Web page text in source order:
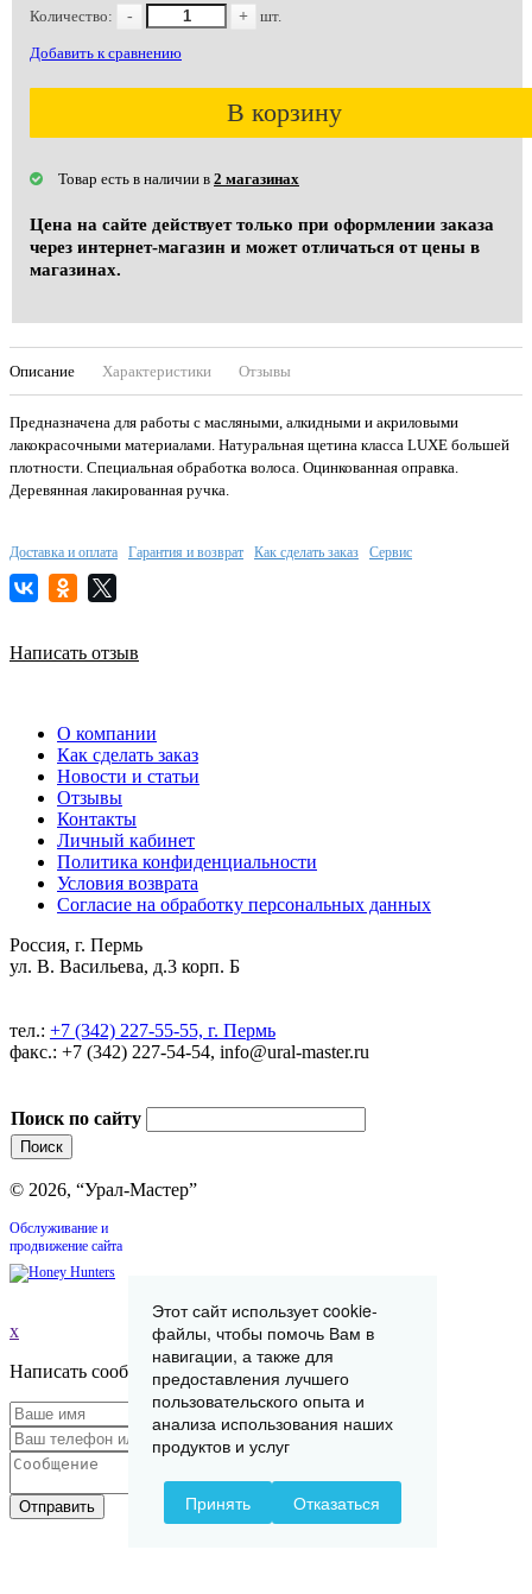
Количество: - + шт.
Добавить к сравнению
В корзину
Товар есть в наличии в 2 магазинах
Цена на сайте действует только при оформлении заказа
через интернет-магазин и может отличаться от цены в
магазинах.
Описание Характеристики Отзывы
Предназначена для работы с масляными, алкидными и акриловыми
лакокрасочными материалами. Натуральная щетина класса LUXE большей
плотности. Специальная обработка волоса. Оцинкованная оправка.
Деревянная лакированная ручка.
Доставка и оплата Гарантия и возврат Как сделать заказ Сервис
Написать отзыв
О компании
Как сделать заказ
Новости и статьи
Отзывы
Контакты
Личный кабинет
Политика конфиденциальности
Условия возврата
Согласие на обработку персональных данных
Россия, г. Пермь
ул. В. Васильева, д.3 корп. Б
тел.: +7 (342) 227-55-55, г. Пермь
факс.: +7 (342) 227-54-54, info@ural-master.ru
Поиск по сайту
© 2026, “Урал-Мастер”
Обслуживание и
продвижение сайта
x
Написать сообщение
Отправить
Этот сайт использует cookie-
файлы, чтобы помочь Вам в
навигации, а также для
предоставления лучшего
пользовательского опыта и
анализа использования наших
продуктов и услуг
Принять Отказаться